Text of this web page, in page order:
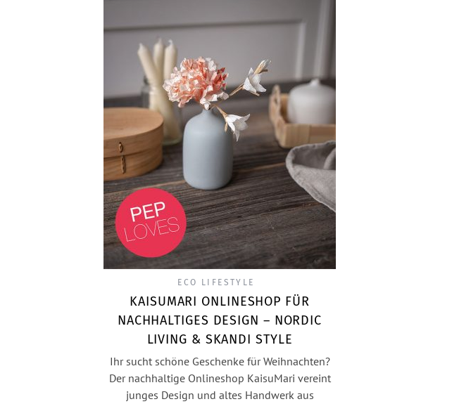
ECO LIFESTYLE
KAISUMARI ONLINESHOP FÜR
NACHHALTIGES DESIGN – NORDIC
LIVING & SKANDI STYLE
Ihr sucht schöne Geschenke für Weihnachten?
Der nachhaltige Onlineshop KaisuMari vereint
junges Design und altes Handwerk aus